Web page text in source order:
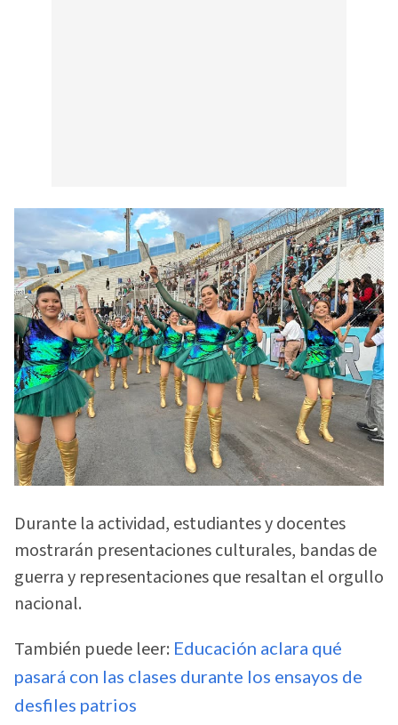
Durante la actividad, estudiantes y docentes
mostrarán presentaciones culturales, bandas de
guerra y representaciones que resaltan el orgullo
nacional.
También puede leer: Educación aclara qué
pasará con las clases durante los ensayos de
desfiles patrios